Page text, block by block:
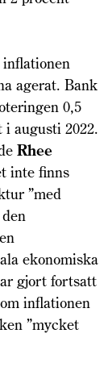
agerat. Bank
0,5
augusti 2022.
Rhee
inte finns
”med
ekonomiska
gjort fortsatt
inflationen
”mycket